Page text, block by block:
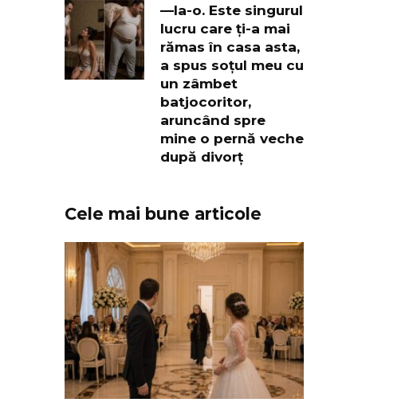
—Ia-o. Este singurul
lucru care ți-a mai
rămas în casa asta,
a spus soțul meu cu
un zâmbet
batjocoritor,
aruncând spre
mine o pernă veche
după divorț
Cele mai bune articole